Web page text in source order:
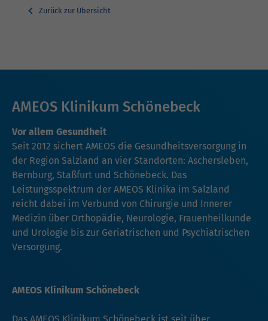
Zurück zur Übersicht
AMEOS Klinikum Schönebeck
Vor allem Gesundheit
Seit 2012 sichert AMEOS die Gesundheitsversorgung in
der Region Salzland an vier Standorten: Aschersleben,
Bernburg, Staßfurt und Schönebeck. Das
Leistungsspektrum der AMEOS Klinika im Salzland
reicht dabei im Verbund von Chirurgie und Innerer
Medizin über Orthopädie, Neurologie, Frauenheilkunde
und Urologie bis zur Geriatrischen und Psychiatrischen
Versorgung.
AMEOS Klinikum Schönebeck